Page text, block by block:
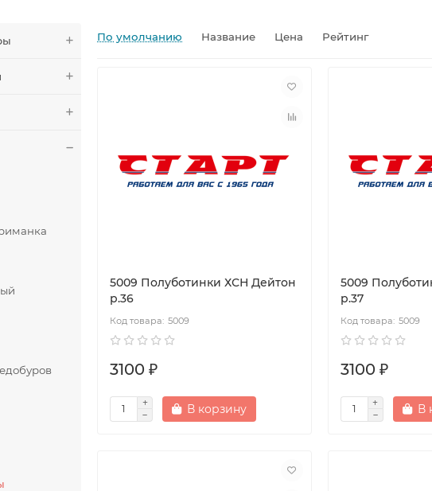
По умолчанию Название Цена Рейтинг
5009 Полуботинки ХСН Дейтон
р.36
5009
3100 ₽
В корзину
5009
р.37
5009
3100 ₽
В